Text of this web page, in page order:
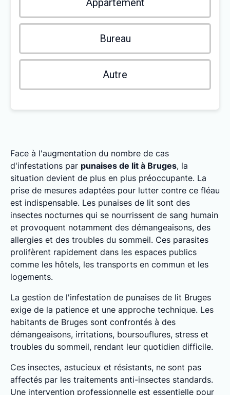
Appartement
Bureau
Autre
Face à l'augmentation du nombre de cas
d'infestations par punaises de lit à Bruges, la
situation devient de plus en plus préoccupante. La
prise de mesures adaptées pour lutter contre ce fléau
est indispensable. Les punaises de lit sont des
insectes nocturnes qui se nourrissent de sang humain
et provoquent notamment des démangeaisons, des
allergies et des troubles du sommeil. Ces parasites
prolifèrent rapidement dans les espaces publics
comme les hôtels, les transports en commun et les
logements.
La gestion de l'infestation de punaises de lit Bruges
exige de la patience et une approche technique. Les
habitants de Bruges sont confrontés à des
démangeaisons, irritations, boursouflures, stress et
troubles du sommeil, rendant leur quotidien difficile.
Ces insectes, astucieux et résistants, ne sont pas
affectés par les traitements anti-insectes standards.
Une intervention professionnelle est essentielle pour